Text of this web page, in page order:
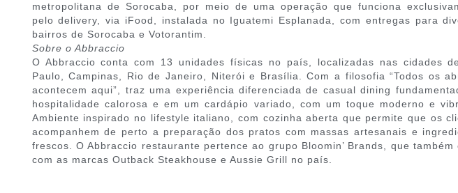
metropolitana de Sorocaba, por meio de uma operação que funciona
pelo delivery, via iFood, instalada no Iguatemi Esplanada, com entregas para
bairros de Sorocaba e Votorantim.
Sobre o Abbraccio
O Abbraccio conta com 13 unidades físicas no país, localizadas nas cidades
Paulo, Campinas, Rio de Janeiro, Niterói e Brasília. Com a filosofia “Todos os
acontecem aqui”, traz uma experiência diferenciada de casual dining
hospitalidade calorosa e em um cardápio variado, com um toque moderno e
Ambiente inspirado no lifestyle italiano, com cozinha aberta que permite que os
acompanhem de perto a preparação dos pratos com massas artesanais e
frescos. O Abbraccio restaurante pertence ao grupo Bloomin’ Brands, que também
com as marcas Outback Steakhouse e Aussie Grill no país.